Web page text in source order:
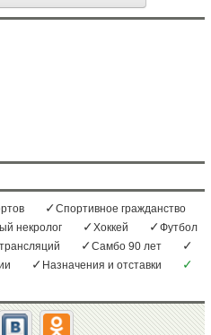
Спортивное гражданство
некролог Хоккей
Футбол
Самбо 90 лет
Назначения и отставки